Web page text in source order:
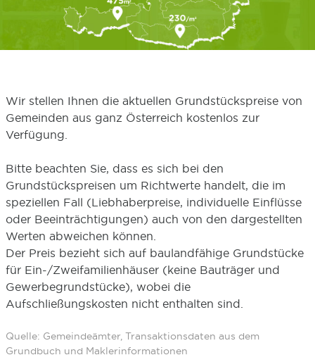
Wir stellen Ihnen die aktuellen Grundstückspreise von
Gemeinden aus ganz Österreich kostenlos zur
Verfügung.
Bitte beachten Sie, dass es sich bei den
Grundstückspreisen um Richtwerte handelt, die im
speziellen Fall (Liebhaberpreise, individuelle Einflüsse
oder Beeinträchtigungen) auch von den dargestellten
Werten abweichen können.
Der Preis bezieht sich auf baulandfähige Grundstücke
für Ein-/Zweifamilienhäuser (keine Bauträger und
Gewerbegrundstücke), wobei die
Aufschließungskosten nicht enthalten sind.
Quelle: Gemeindeämter, Transaktionsdaten aus dem
Grundbuch und Maklerinformationen